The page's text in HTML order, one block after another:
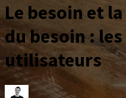
Le besoin et
du besoin :
utilisateurs